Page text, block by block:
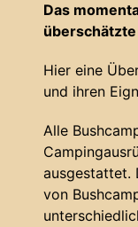
Das
Hier eine
und ihren
Alle
ausgestattet.
von